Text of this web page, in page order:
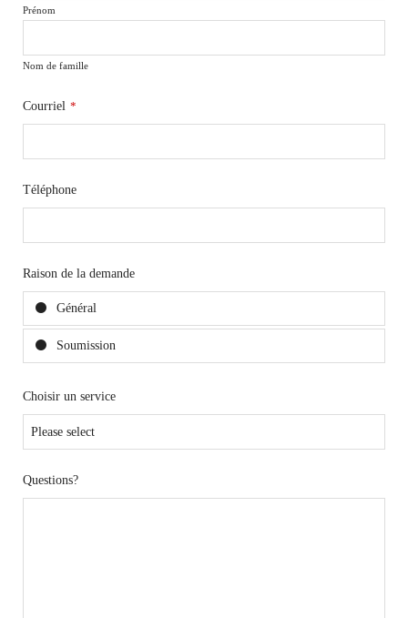
Prénom
Nom de famille
Courriel *
Téléphone
Raison de la demande
Général
Soumission
Choisir un service
Questions?